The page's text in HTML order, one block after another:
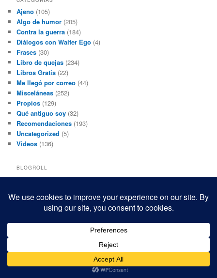
Ajeno (105)
Algo de humor (205)
Contra la guerra (184)
Diálogos con Walter Ego (4)
Frases (30)
Libro de quejas (234)
Libros Gratis (22)
Me llegó por correo (44)
Misceláneas (252)
Propios (129)
Qué antiguo soy (32)
Recomendaciones (193)
Uncategorized (5)
Videos (136)
BLOGROLL
Black and White Power
Mis macrofotografías
Teresita Rivas
Funciona gracias a WordPress